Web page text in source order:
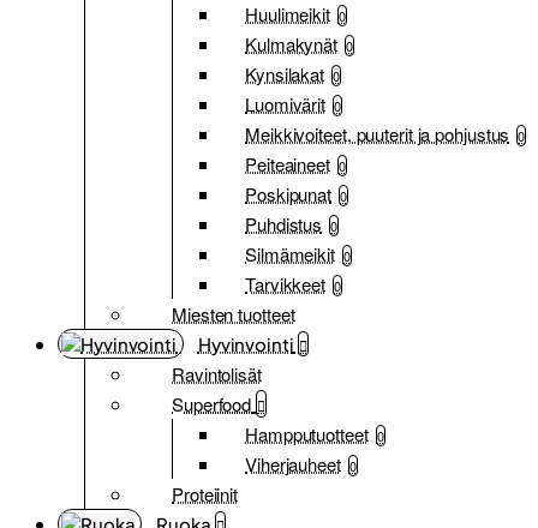
Huulimeikit 0
Kulmakynät 0
Kynsilakat 0
Luomivärit 0
Meikkivoiteet, puuterit ja pohjustus 0
Peiteaineet 0
Poskipunat 0
Puhdistus 0
Silmämeikit 0
Tarvikkeet 0
Miesten tuotteet
Hyvinvointi
Ravintolisät
Superfood
Hampputuotteet 0
Viherjauheet 0
Proteiinit